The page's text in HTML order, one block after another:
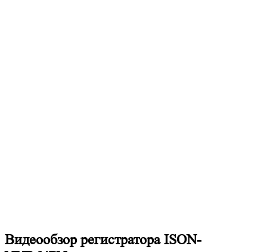
Видеообзор регистратора ISON-